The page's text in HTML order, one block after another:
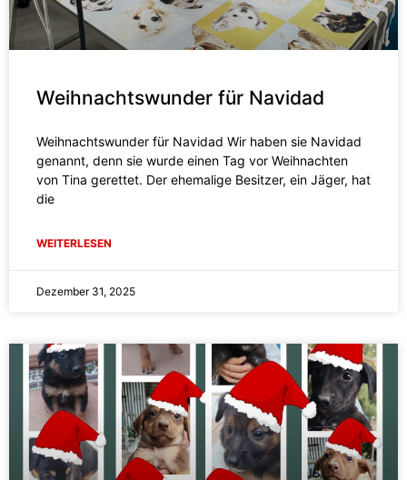
Weihnachtswunder für Navidad
Weihnachtswunder für Navidad Wir haben sie Navidad
genannt, denn sie wurde einen Tag vor Weihnachten
von Tina gerettet. Der ehemalige Besitzer, ein Jäger, hat
die
WEITERLESEN
Dezember 31, 2025